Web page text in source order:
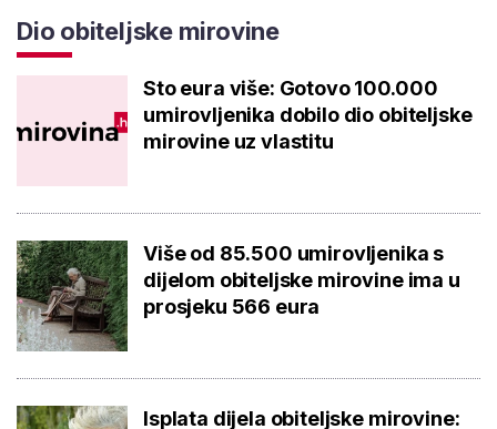
Dio obiteljske mirovine
Sto eura više: Gotovo 100.000
umirovljenika dobilo dio obiteljske
mirovine uz vlastitu
Više od 85.500 umirovljenika s
dijelom obiteljske mirovine ima u
prosjeku 566 eura
Isplata dijela obiteljske mirovine: